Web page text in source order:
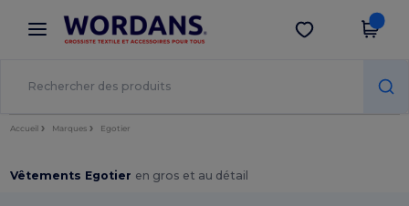
× Appli Wordans
Meilleurs prix sur l’app !
Obtenir l'appli
Accueil Marques Egotier
Vêtements Egotier en gros et au détail